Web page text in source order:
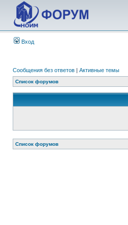
Вход
Сообщения без ответов | Активные темы
Список форумов
Список форумов